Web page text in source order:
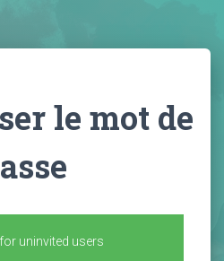
le mot de
uninvited users